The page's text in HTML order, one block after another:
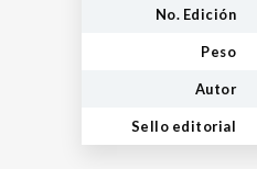
No. Edición
Peso
Autor
Sello editorial